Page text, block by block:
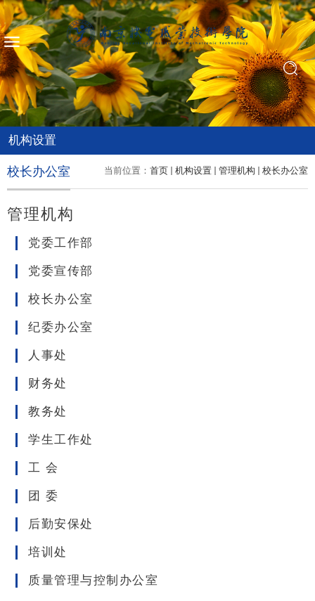
机构设置
当前位置： 首页 机构设置 管理机构 校长办公室
校长办公室
管理机构
党委工作部
党委宣传部
校长办公室
纪委办公室
人事处
财务处
教务处
学生工作处
工 会
团 委
后勤安保处
培训处
质量管理与控制办公室